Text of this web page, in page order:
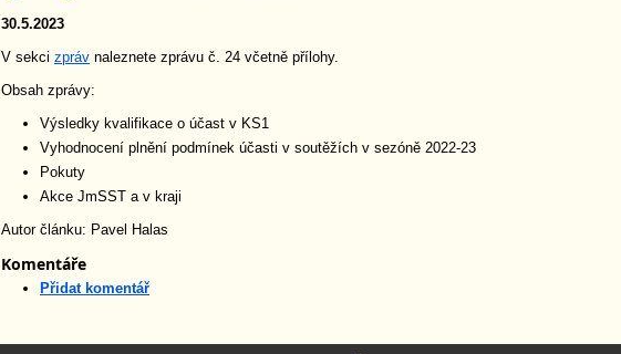
30.5.2023
V sekci zpráv naleznete zprávu č. 24 včetně přílohy.
Obsah zprávy:
Výsledky kvalifikace o účast v KS1
Vyhodnocení plnění podmínek účasti v soutěžích v sezóně 2022-23
Pokuty
Akce JmSST a v kraji
Autor článku: Pavel Halas
Komentáře
Přidat komentář